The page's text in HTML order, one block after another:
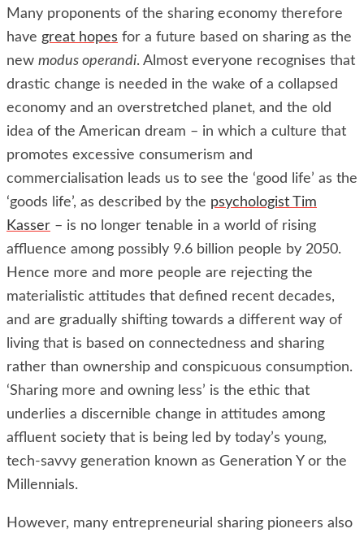
Many proponents of the sharing economy therefore
have great hopes for a future based on sharing as the
new modus operandi. Almost everyone recognises that
drastic change is needed in the wake of a collapsed
economy and an overstretched planet, and the old
idea of the American dream – in which a culture that
promotes excessive consumerism and
commercialisation leads us to see the ‘good life’ as the
‘goods life’, as described by the psychologist Tim
Kasser – is no longer tenable in a world of rising
affluence among possibly 9.6 billion people by 2050.
Hence more and more people are rejecting the
materialistic attitudes that defined recent decades,
and are gradually shifting towards a different way of
living that is based on connectedness and sharing
rather than ownership and conspicuous consumption.
‘Sharing more and owning less’ is the ethic that
underlies a discernible change in attitudes among
affluent society that is being led by today’s young,
tech-savvy generation known as Generation Y or the
Millennials.
However, many entrepreneurial sharing pioneers also